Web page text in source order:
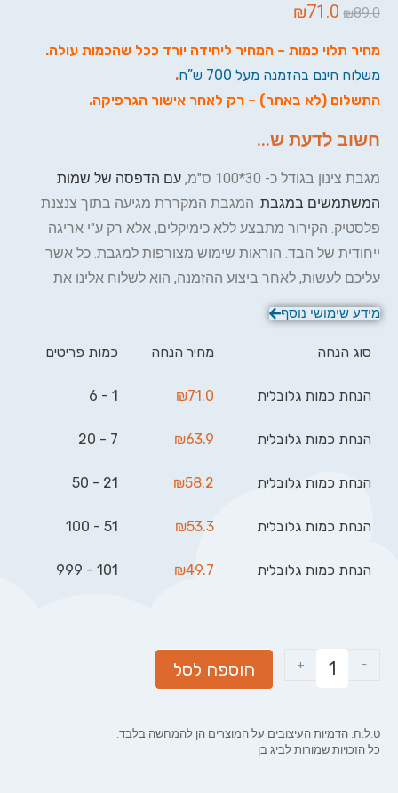
₪89.0
₪71.0
מחיר תלוי כמות – המחיר ליחידה יורד ככל שהכמות עולה.
משלוח חינם בהזמנה מעל 700 ש”ח
.
התשלום (לא באתר) – רק לאחר אישור הגרפיקה.
חשוב לדעת ש...
מגבת צינון בגודל כ- 30*100 ס"מ,
עם הדפסה של שמות
המשתמשים במגבת. המגבת המקררת מגיעה בתוך צנצנת
פלסטיק. הקירור מתבצע ללא כימיקלים, אלא רק ע"י אריגה
ייחודית של הבד. הוראות שימוש מצורפות למגבת. כל אשר
עליכם לעשות, לאחר ביצוע ההזמנה, הוא לשלוח אלינו את
השם/שמות ו/או לוגו להדפסה על מגבת קירור וביג בן יעשה
את השאר.
מידע שימושי נוסף
סוג הנחה מחיר הנחה כמות פריטים
הנחת כמות גלובלית ₪71.0
1 - 6
הנחת כמות גלובלית ₪63.9
7 - 20
הנחת כמות גלובלית ₪58.2
21 - 50
הנחת כמות גלובלית ₪53.3
51 - 100
הנחת כמות גלובלית ₪49.7
101 - 999
-
+ הוספה לסל
ט.ל.ח. הדמיות העיצובים על המוצרים הן להמחשה בלבד.
כל הזכויות שמורות לביג בן